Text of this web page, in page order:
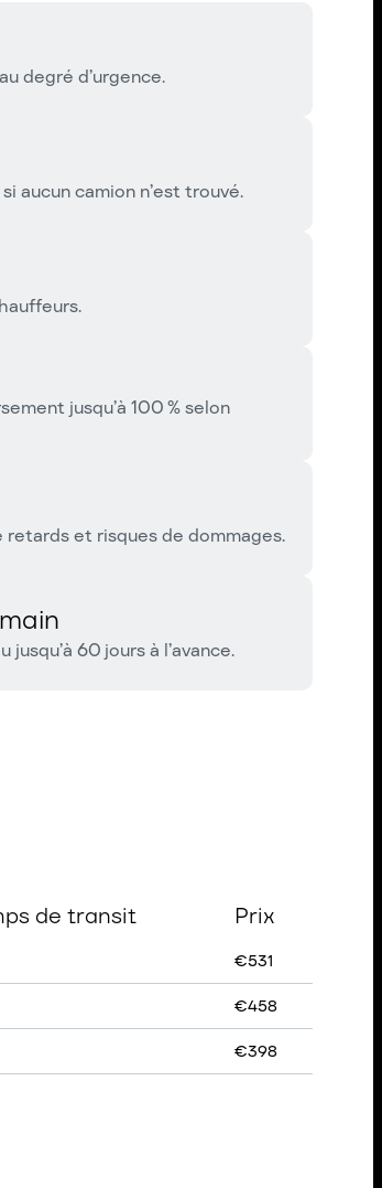
degré d’urgence.
aucun camion n’est trouvé.
jusqu’à 100 % selon
retards et risques de dommages.
60 jours à l’avance.
de transit Prix
€531
€458
€398